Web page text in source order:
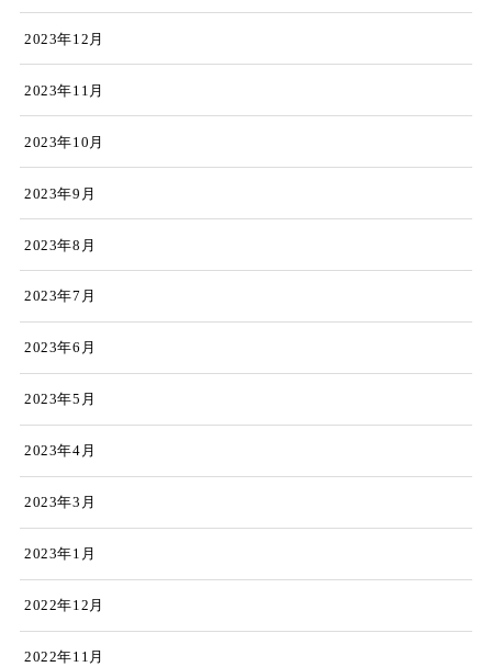
2023年12月
2023年11月
2023年10月
2023年9月
2023年8月
2023年7月
2023年6月
2023年5月
2023年4月
2023年3月
2023年1月
2022年12月
2022年11月